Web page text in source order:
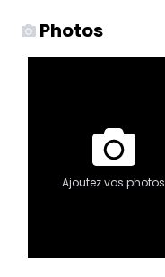
Photos
Ajoutez vos photos